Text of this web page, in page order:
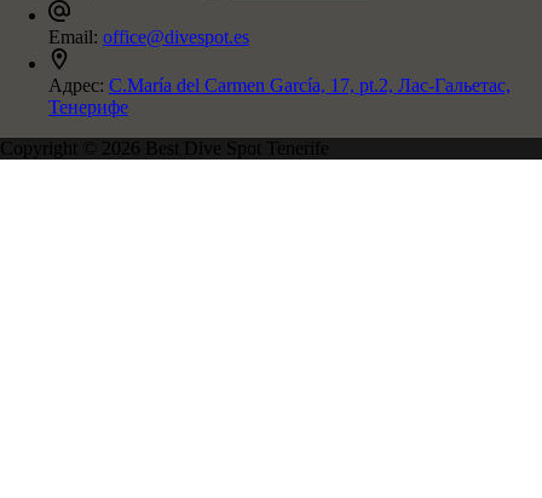
Email: office@divespot.es
Адрес: C.María del Carmen García, 17, pt.2, Лас-Гальетас,
Тенерифе
Copyright © 2026 Best Dive Spot Tenerife